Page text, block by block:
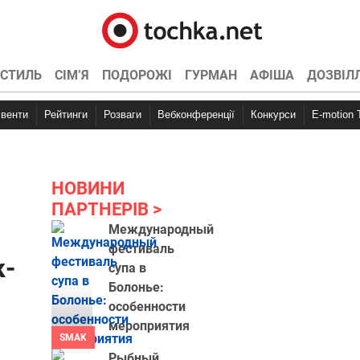
СТИЛЬ СІМ’Я ПОДОРОЖІ ГУРМАН АФІША
Івенти Рейтинги Розваги Вебконференції Конкурси E-motion
НОВИНИ
ПАРТНЕРІВ
SMAK
Международный
фестиваль
супа в
Болонье:
особенности
мероприятия